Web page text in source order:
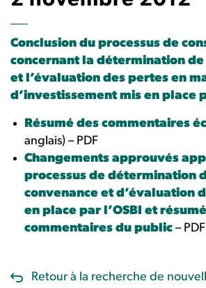
Conclusion du processus de
concernant la détermination de
et l’évaluation des pertes en
d’investissement mis en place
Résumé des commentaires
anglais) – PDF
Changements approuvés
processus de détermination
convenance et d’évaluation
en place par l’OSBI et
commentaires du public – PDF
Retour à la recherche de